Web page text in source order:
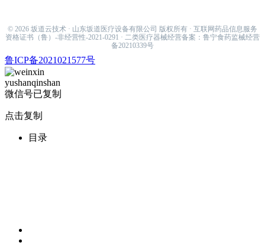
© 2026 坂道云技术 · 山东坂道医疗设备有限公司 版权所有 · 互联网药品信息服务
资格证书（鲁）-非经营性-2021-0291 · 二类医疗器械经营备案：鲁宁食药监械经营
备20210339号
鲁ICP备2021021577号
yushanqinshan
微信号已复制
点击复制
目录